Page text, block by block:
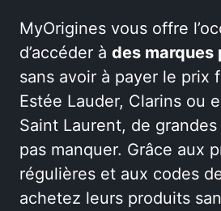
MyOrigines vous offre
d’accéder à des marques
sans avoir à payer le prix
Estée Lauder, Clarins ou
Saint Laurent, de
pas manquer. Grâce aux
régulières et aux codes
achetez leurs produits